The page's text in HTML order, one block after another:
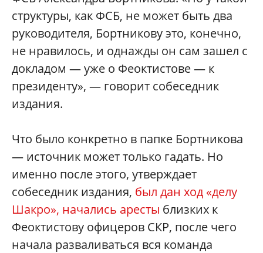
структуры, как ФСБ, не может быть два
руководителя, Бортникову это, конечно,
не нравилось, и однажды он сам зашел с
докладом — уже о Феоктистове — к
президенту», — говорит собеседник
издания.
Что было конкретно в папке Бортникова
— источник может только гадать. Но
именно после этого, утверждает
собеседник издания, был дан ход «делу
Шакро», начались аресты близких к
Феоктистову офицеров СКР, после чего
начала разваливаться вся команда